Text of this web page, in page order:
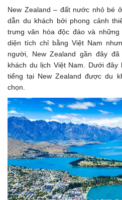
New Zealand – đất nước nhỏ bé
dẫn du khách bởi phong cảnh
trưng văn hóa độc đáo và
diện tích chỉ bằng Việt Nam
người, New Zealand gần đây
khách du lịch Việt Nam. Dưới
tiếng tại New Zealand được du
chọn.